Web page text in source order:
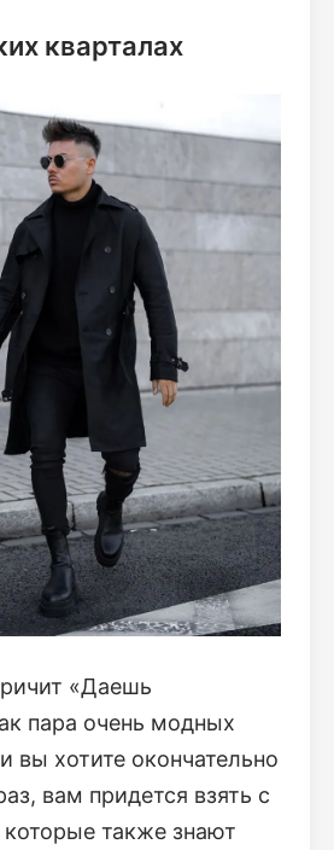
кварталах
«Даешь
пара очень модных
вы хотите окончательно
вам придется взять с
также знают